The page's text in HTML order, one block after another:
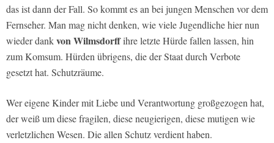
das ist dann der Fall. So kommt es an bei jungen Menschen vor dem
Fernseher. Man mag nicht denken, wie viele Jugendliche hier nun
wieder dankvon Wilmsdorffihre letzte Hürde fallen lassen, hin
zum Komsum. Hürden übrigens, die der Staat durch Verbote
gesetzt hat. Schutzräume.
Wer eigene Kinder mit Liebe und Verantwortung großgezogen hat,
der weiß um diese fragilen, diese neugierigen, diese mutigen wie
verletzlichen Wesen. Die allen Schutz verdient haben.